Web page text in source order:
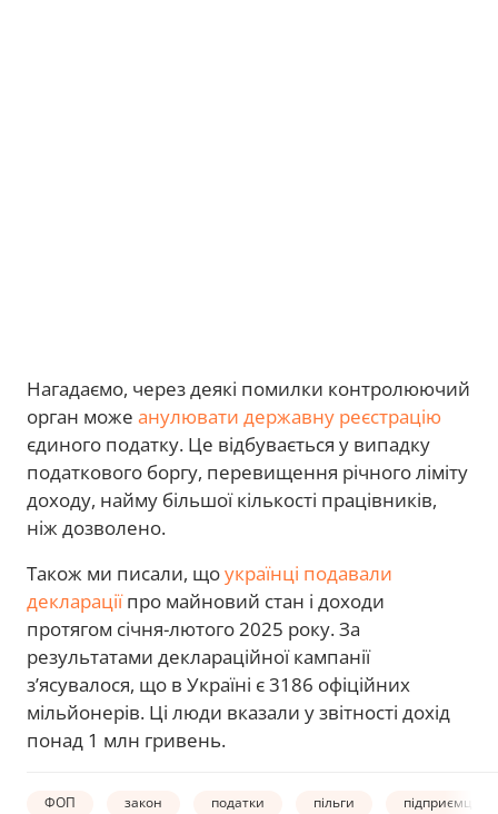
Нагадаємо, через деякі помилки контролюючий
орган може анулювати державну реєстрацію
єдиного податку. Це відбувається у випадку
податкового боргу, перевищення річного ліміту
доходу, найму більшої кількості працівників,
ніж дозволено.
Також ми писали, щоукраїнці подавали
деклараціїпро майновий стан і доходи
протягом січня-лютого 2025 року. За
результатами деклараційної кампанії
з’ясувалося, що в Україні є 3186 офіційних
мільйонерів. Ці люди вказали у звітності дохід
понад 1 млн гривень.
ФОП закон податки пільги підприємці